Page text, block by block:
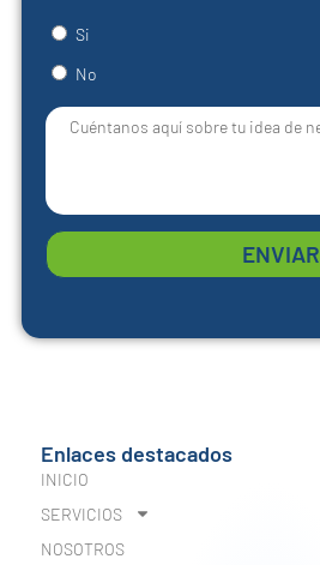
Si
No
ENVIAR
Enlaces destacados
INICIO
SERVICIOS
NOSOTROS